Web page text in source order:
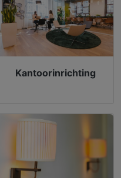
Kantoorinrichting